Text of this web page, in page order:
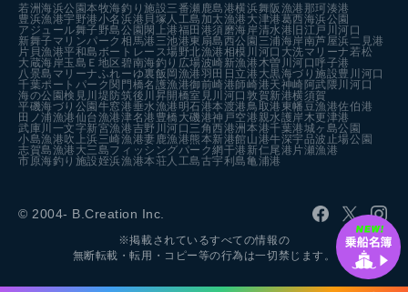
若洲海浜公園本牧海釣り施設三番瀬 鹿島港横浜舞阪漁港 那珂湊港
豊浜漁港宇野港小名浜港 貝塚人工島 加太漁港 大津港葛西海浜公園
アジュール舞子野島公園 閖上港福田港須磨海岸清水港 旧江戸川河口
新舞子マリンパーク 相馬港 三池港東扇島西公園 三浦海岸南芦屋浜二見港
片貝漁港平和島ボートレース場野北漁港相模川河口 大洗マリーナ若松
大蔵海岸玉島Ｅ地区 碧南海釣り広場波崎新漁港木曽川河口 呼子港
八景島マリーナふれーゆ裏飯岡漁港羽田 日立港 大黒海づり施設豊川河口
千葉ポートパーク 関門橋名護漁港御前崎港師崎港天神崎 阿武隈川河口
海の公園検見川堤防筑後川昇開橋室見川河口敦賀新港横須賀
平磯海づり公園 牛窓港垂水漁港 明石港本渡港鳥取港 東幡豆漁港佐伯港
田ノ浦漁港仙台漁港津名港 豊橋 大磯港神戸空港親水護岸木更津港
武庫川一文字新宮漁港吉野川河口 三角西港洲本港千葉港城ヶ島公園
小島漁港吹上浜三崎漁港妻鹿漁港熊本新港館山港牛深宇品波止場公園
志賀島漁港 大三島フィッシングパーク網干港 新仁尾港 片瀬漁港
市原海釣り施設姪浜漁港本荘人工島古宇利島亀浦港
© 2004- B.Creation Inc.
※掲載されているすべての情報の
無断転載・転用・コピー等の行為は一切禁じます。